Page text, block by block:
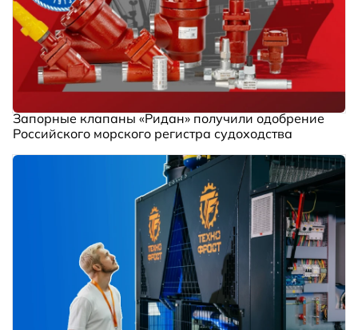
Запорные клапаны «Ридан» получили одобрение
Российского морского регистра судоходства